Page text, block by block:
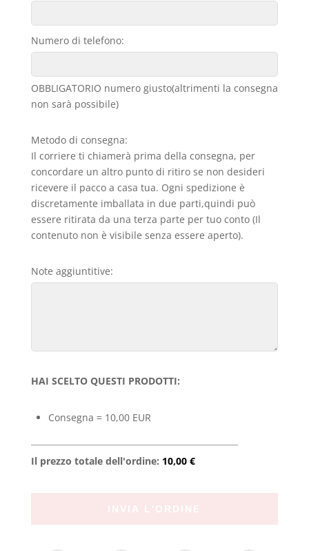
Numero di telefono:
OBBLIGATORIO numero giusto(altrimenti la consegna
non sarà possibile)
Metodo di consegna:
Il corriere ti chiamerà prima della consegna, per
concordare un altro punto di ritiro se non desideri
ricevere il pacco a casa tua. Ogni spedizione è
discretamente imballata in due parti,quindi può
essere ritirata da una terza parte per tuo conto (Il
contenuto non è visibile senza essere aperto).
Note aggiuntitive:
HAI SCELTO QUESTI PRODOTTI:
Consegna = 10,00 EUR
Il prezzo totale dell'ordine: 10,00 €